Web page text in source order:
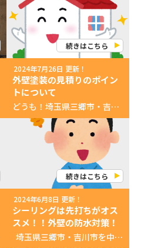
続きはこちら
2024年7月26日 更新！
外壁塗装の見積りのポイン
トについて
どうも！埼玉県三郷市・吉川市を中心に活動している 創業３０年 塗装に没頭する会社！ 外壁屋根塗装 専門店いのペン 広報の山本さん広報担当山本です！(/・ω・)/ 費用を安くする方法 広報の小林さんあくまでも80～120万円というのは 相場の平均です。 職人くん実際の相場は色んな要素によって異なるぞ！！ 広報の小林さん例えば、 建坪や外壁の面積、 塗料の種類になどによって変わるんです！ え、じゃあ実際の相場を 知るためにはどうしたらいいの？ 広報の小林さんそのためには 具体的な見積もりを取ることが重要です！ まとめ 外壁塗装の見積もりのポイント 実際に見積りを取ってみたけど、 どこを見ればいいのかわからない…。 外壁塗装の見積もりを見るときは、 次の３つのポイントに注意しましょう！ ①複数の業者から見積もりを取る これを相見積もりと言います。複数の業者から見積もりを取ることで、相場や価格の比較ができます。信頼性のある業者を選ぶためにも、複数の見積もりを比較することが大切です。 ②細かな作業内容の確認 見積もりに含まれている作業内容や使用する塗料の種類、塗装の層数などを確認しましょう。同じ価格でも、作業内容によって仕上がりの品質が異なることがあります。 ③保証期間の確認 外壁塗装には保証期間が設けられることが多くあります。業者によって保証期間が異なるため、しっかり確認しておくことが重要です。 そうだったのか！ つまり、 あなた 広報の小林さんしかも、今なら塗装が安くなる お得な情報もあるんですよ 見逃したら損なのら！！ チラシをチェックなのら！ 広報の山本さん もっと、詳しく知りたいあなたは！ いのペンショールームがオススメです！ 実施に外壁材を触ったりできちゃうのら！ あまり、できない貴重な体験だからぜひ来てね！ 職人くん 広報の山本さん気になった方は、下の再生ボタンをタッチ！ https://inopen.jp/cms/wp-content/uploads/2024/02/08db111db98e6dee98204bd093a0b0bb.mp4 『いのぺん』なら無料でできる！ ▼いのペンの無料外壁・屋根診断▼ ▼いのペンの無料雨漏り診断▼ ▼外壁・屋根のカラーシュミレーション▼ いのペンの公式SNS一覧 あなたへのオススメ記事 ▼【超必見】失敗しない！塗装業者の選び方！▼ ▼いのペン、プレオープンイベント！1日目！▼ ▼いのペンギャラリー｜いのペン漫画一覧▼ ▼いきなりインタビュー「20代現役塗装職人の実態」前編▼ ▼【新事実！】出来たばかりじゃない！創業30年の長～い歴史！▼ 広報の山本さん最後までお読みいただき、ありがとうございました！！ それでは、また会う日まで～～ (/・ω・)/
続きはこちら
2024年6月8日 更新！
シーリングは先打ちがオス
スメ！！外壁の防水対策！
埼玉県三郷市・吉川市を中心に活動中！ 創業３０年 塗装に没頭する会社！ 外壁屋根塗装 専門店いのペン 今回のお話は『シーリングは先打ちがオススメ！』なのら！ 先打ち？後打ち？ 違いを説明していきます！ 広報の小林さん はじまりはじまり～ シーリングは先打ちがオススメ！ 広報の小林さん外壁塗装を考えてるあなた！！ 広報の小林さんシーリングの打ち替えの際は、 先打ちがオススメです！ シーリングとは まずシーリングってなに？ あなた 広報の小林さんシーリングとは 建物の気密性や防水性を 保つために、外壁や窓枠等の 継ぎ目や隙間に施工される ペースト状の建築材料 のことです！ 広報の小林さん壁に隙間があると、 水が入って中から腐食されるかも！！ 広報の小林さん上記を防ぐために継ぎ目や 隙間にシーリングを打つのです。 シーリングの後打ちと先打ちの違い 最初に言ってたシーリングの先打ちってなに？ あなた 広報の小林さんシーリングの先打ちとは 広報の小林さん塗装前にシーリングを打ち替え、 シーリングの上に塗膜を作ることを言います！ 広報の小林さん反対に、シーリングの後打ちもあり 広報の小林さん塗装後にシーリングを打ち替え、 シーリングに塗膜を作らないという方法もあります。 おー！この図、 分かりやすい！！ あなた シーリングは先打ちがオススメな理由！ 広報の小林さんでは、なぜ『いのペン』が、 シーリングの先打ちをオススメしているのか！ 広報の小林さんそれは先打ちのほうが劣化を遅くできるからです！ 広報の小林さん後打ちと先打ちの メリット・デメリットは 以下の通りです。 後打ち デメリット 雨風にさらされるためシーリングに汚れが付きやすい メリット シーリング上に塗膜がなく、綺麗に仕上がる 先打ち デメリット シーリング上の塗膜にヒビや切れが入りやすい メリット 塗膜が紫外線や雨風からシーリングを守るため、劣化が後打ちより遅い なるほどな～ 後打ちで劣化が早くてすぐ見栄えが悪くなるのは嫌だしな あなた 塗膜が劣化するまで持ちこたえる 可能性がある先打ちのほうが良さそう！ あなた いのペン君のまとめ 『いのペン』がシーリングの先打ちをオススメするのは、後打ちより劣化が遅くなるから～なのら～( ﾟДﾟ) 『シーリング』のポイントは２つ！ ①シーリングは先打ちがオススメ！ ②先打ちすると後打ちよりも劣化が遅い！ お気軽にお問合せしてねなのら！ お問い合わせ先 TEL: 0120-420-899 営業時間: 9:00〜18:00（月・日曜祝定休） あなたへのオススメ情報！ ▼最新のお得なチラシ▼ ▼無料！外壁・屋根診断▼ ▼無料！雨漏り診断▼ ▼最新！カラーシュミレーション▼ ▼地域最大ショールーム情報▼ https://inopen.jp/cms/wp-content/uploads/2024/02/08db111db98e6dee98204bd093a0b0bb.mp4 あなたへのオススメ記事 ▼【超必見】失敗しない！塗装業者の選び方！▼ ▼いのペン、プレオープンイベント！1日目！▼ ▼【新事実！】出来たばかりじゃない！創業30年の長～い歴史！▼ ▼いのペンSNSはコチラ▼ 公式SNS一覧